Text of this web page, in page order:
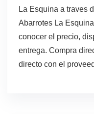
La Esquina a traves
Abarrotes La
conocer el precio,
entrega. Compra
directo con el